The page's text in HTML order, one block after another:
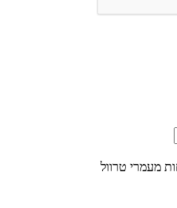
מעמרי טרוול